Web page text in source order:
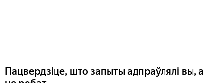
Пацвердзіце, што запыты адпраўлялі вы, а